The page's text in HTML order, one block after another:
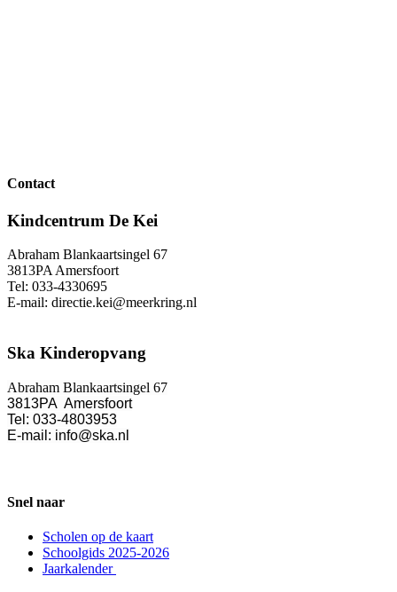
Contact
Kindcentrum De Kei
Abraham Blankaartsingel 67
3813PA Amersfoort
Tel: 033-4330695
E-mail: directie.kei@meerkring.nl
Ska Kinderopvang
Abraham Blankaartsingel 67
3813PA Amersfoort
Tel: 033-4803953
E-mail: info@ska.nl
Snel naar
Scholen op de kaart
Schoolgids 2025-2026
Jaarkalender